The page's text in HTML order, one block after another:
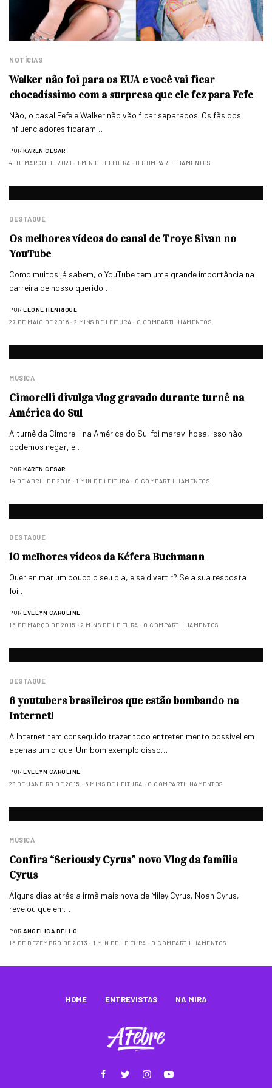
NOTÍCIAS
Walker não foi para os EUA e você vai ficar
chocadíssimo com a surpresa que ele fez para Fefe
Não, o casal Fefe e Walker não vão ficar separados! Os fãs dos
influenciadores ficaram…
POR KAREN CESAR
4 DE MARÇO DE 2021
1 MIN DE LEITURA 0 COMPARTILHAMENTOS
DESTAQUE
Os melhores vídeos do canal de Troye Sivan no
YouTube
Como muitos já sabem, o YouTube tem uma grande importância na
carreira de nosso querido…
POR LEONE HENRIQUE
27 DE MAIO DE 2016
2 MINS DE LEITURA 0 COMPARTILHAMENTOS
MÚSICA
Cimorelli divulga vlog gravado durante turnê na
América do Sul
A turnê da Cimorelli na América do Sul foi maravilhosa, isso não
podemos negar, e…
POR KAREN CESAR
14 DE ABRIL DE 2016
1 MIN DE LEITURA 0 COMPARTILHAMENTOS
DESTAQUE
10 melhores vídeos da Kéfera Buchmann
Quer animar um pouco o seu dia, e se divertir? Se a sua resposta
foi…
POR EVELYN CAROLINE
15 DE MARÇO DE 2015
2 MINS DE LEITURA 0 COMPARTILHAMENTOS
DESTAQUE
6 youtubers brasileiros que estão bombando na
Internet!
A Internet tem conseguido trazer todo entretenimento possível em
apenas um clique. Um bom exemplo disso…
POR EVELYN CAROLINE
28 DE JANEIRO DE 2015
6 MINS DE LEITURA 0 COMPARTILHAMENTOS
MÚSICA
Confira “Seriously Cyrus” novo Vlog da família
Cyrus
Alguns dias atrás a irmã mais nova de Miley Cyrus, Noah Cyrus,
revelou que em…
POR ANGELICA BELLO
15 DE DEZEMBRO DE 2013
1 MIN DE LEITURA 0 COMPARTILHAMENTOS
HOME ENTREVISTAS NA MIRA